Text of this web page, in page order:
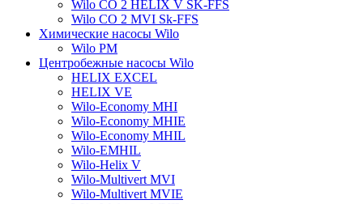
Wilo CO 2 HELIX V SK-FFS
Wilo CO 2 MVI Sk-FFS
Химические насосы Wilo
Wilo PM
Центробежные насосы Wilo
HELIX EXCEL
HELIX VE
Wilo-Economy MHI
Wilo-Economy MHIE
Wilo-Economy MHIL
Wilo-EMHIL
Wilo-Helix V
Wilo-Multivert MVI
Wilo-Multivert MVIE